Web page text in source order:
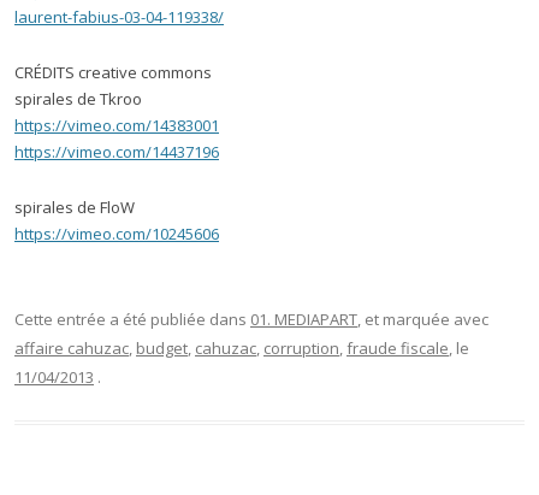
laurent-fabius-03-04-119338/
CRÉDITS creative commons
spirales de Tkroo
https://vimeo.com/14383001
https://vimeo.com/14437196
spirales de FloW
https://vimeo.com/10245606
Cette entrée a été publiée dans 01. MEDIAPART, et marquée avec
affaire cahuzac, budget, cahuzac, corruption,fraude fiscale, le
11/04/2013 .